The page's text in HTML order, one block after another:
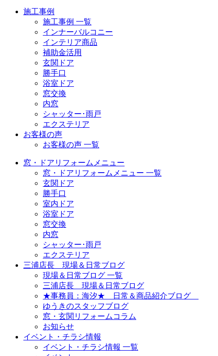
施工事例
施工事例 一覧
インナーバルコニー
インテリア商品
補助金活用
玄関ドア
勝手口
浴室ドア
窓交換
内窓
シャッター･雨戸
エクステリア
お客様の声
お客様の声 一覧
窓・ドアリフォームメニュー
窓・ドアリフォームメニュー 一覧
玄関ドア
勝手口
室内ドア
浴室ドア
窓交換
内窓
シャッター･雨戸
エクステリア
三浦店長 現場＆日常ブログ
現場＆日常ブログ 一覧
三浦店長 現場＆日常ブログ
★事務員：海汐★ 日常＆商品紹介ブログ
ゆうきのスタッフブログ
窓・玄関リフォームコラム
お知らせ
イベント・チラシ情報
イベント・チラシ情報 一覧